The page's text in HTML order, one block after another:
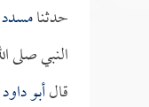
حدثنامسدد
النبي صلى
قالأبو داود